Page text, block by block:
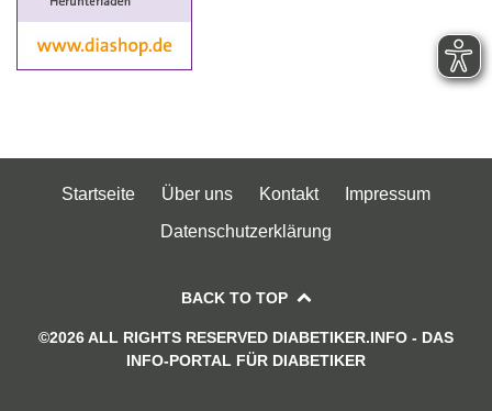
Startseite Über uns Kontakt
Impressum
Datenschutzerklärung
BACK TO TOP
©2026 ALL RIGHTS RESERVED DIABETIKER.INFO - DAS
INFO-PORTAL FÜR DIABETIKER